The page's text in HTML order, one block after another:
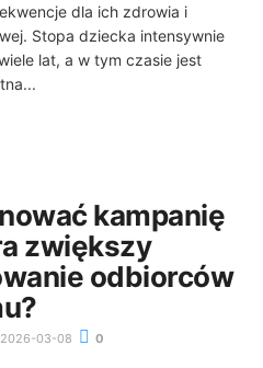
dla ich zdrowia i
Stopa dziecka intensywnie
lat, a w tym czasie jest
kampanię
zwiększy
odbiorców
2026-03-08 0